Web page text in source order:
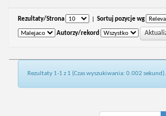
Rezultaty/Strona Sortuj pozycje wg
Autorzy/rekord
Rezultaty 1-1 z 1 (Czas wyszukiwania: 0.002 sekund).